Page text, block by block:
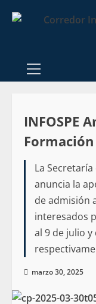
INFOSPE
La
anuncia la
de admisión
interesados
al 9 de julio y
marzo 30, 2025